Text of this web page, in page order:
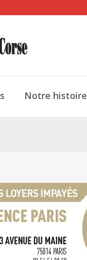
Notre histoire